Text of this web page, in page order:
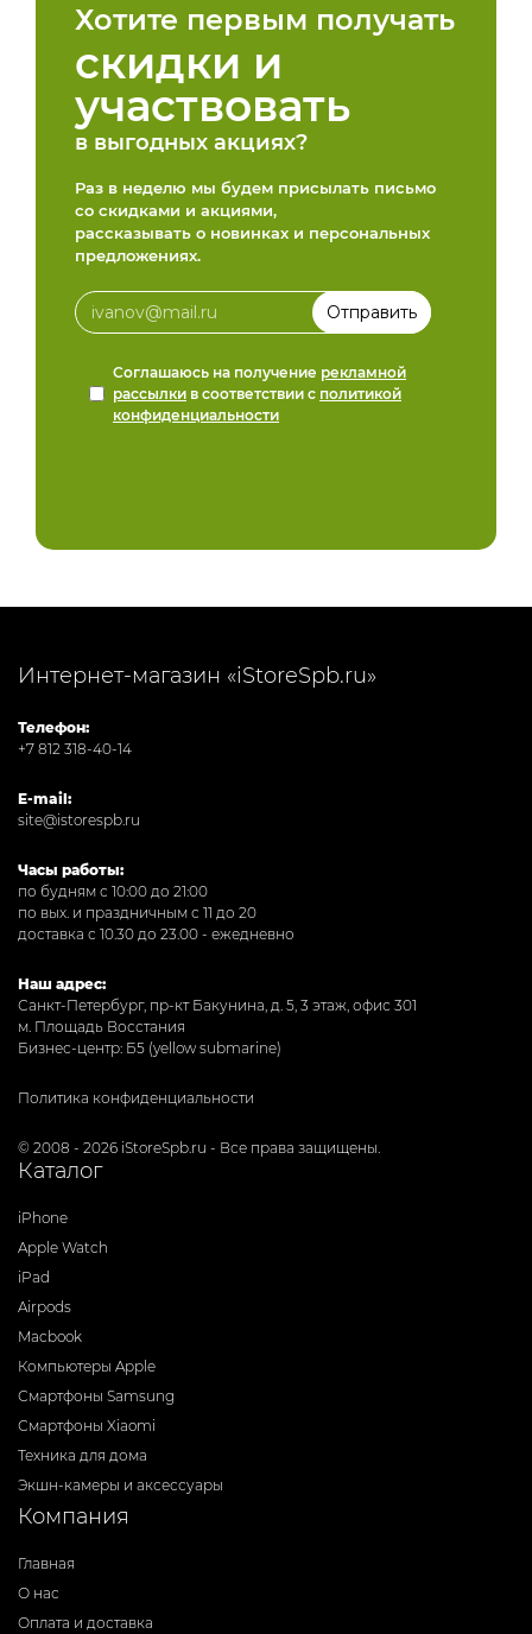
Хотите первым получать
скидки и
участвовать
в выгодных акциях?
Раз в неделю мы будем присылать письмо
со скидками и акциями,
рассказывать о новинках и персональных
предложениях.
Соглашаюсь на получение рекламной
рассылки в соответствии с политикой
конфиденциальности
Интернет-магазин «iStoreSpb.ru»
Телефон:
+7 812 318-40-14
E-mail:
site@istorespb.ru
Часы работы:
по будням с 10:00 до 21:00
по вых. и праздничным с 11 до 20
доставка с 10.30 до 23.00 - ежедневно
Наш адрес:
Санкт-Петербург, пр-кт Бакунина, д. 5, 3 этаж, офис 301
м. Площадь Восстания
Бизнес-центр: Б5 (yellow submarine)
Политика конфиденциальности
© 2008 - 2026 iStoreSpb.ru - Все права защищены.
Каталог
iPhone
Apple Watch
iPad
Airpods
Macbook
Компьютеры Apple
Смартфоны Samsung
Смартфоны Xiaomi
Техника для дома
Экшн-камеры и аксессуары
Компания
Главная
О нас
Оплата и доставка